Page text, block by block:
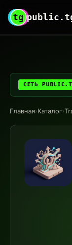
tg
СЕТЬ
Главная›Каталог›